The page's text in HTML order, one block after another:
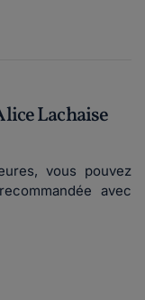
Lachaise
vous pouvez
avec